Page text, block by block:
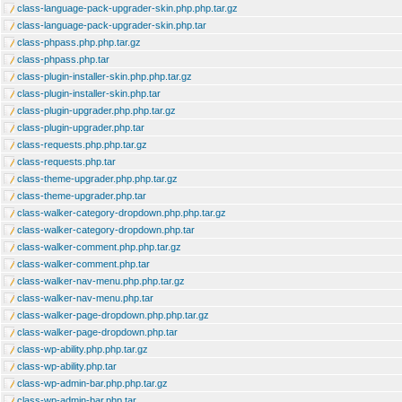
class-language-pack-upgrader-skin.php.php.tar.gz
class-language-pack-upgrader-skin.php.tar
class-phpass.php.php.tar.gz
class-phpass.php.tar
class-plugin-installer-skin.php.php.tar.gz
class-plugin-installer-skin.php.tar
class-plugin-upgrader.php.php.tar.gz
class-plugin-upgrader.php.tar
class-requests.php.php.tar.gz
class-requests.php.tar
class-theme-upgrader.php.php.tar.gz
class-theme-upgrader.php.tar
class-walker-category-dropdown.php.php.tar.gz
class-walker-category-dropdown.php.tar
class-walker-comment.php.php.tar.gz
class-walker-comment.php.tar
class-walker-nav-menu.php.php.tar.gz
class-walker-nav-menu.php.tar
class-walker-page-dropdown.php.php.tar.gz
class-walker-page-dropdown.php.tar
class-wp-ability.php.php.tar.gz
class-wp-ability.php.tar
class-wp-admin-bar.php.php.tar.gz